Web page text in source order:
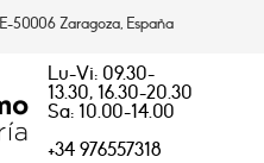
50006 Zaragoza, España
Lu-Vi: 09.30-
13.30, 16.30-20.30
Sa: 10.00-14.00
+34 976557318